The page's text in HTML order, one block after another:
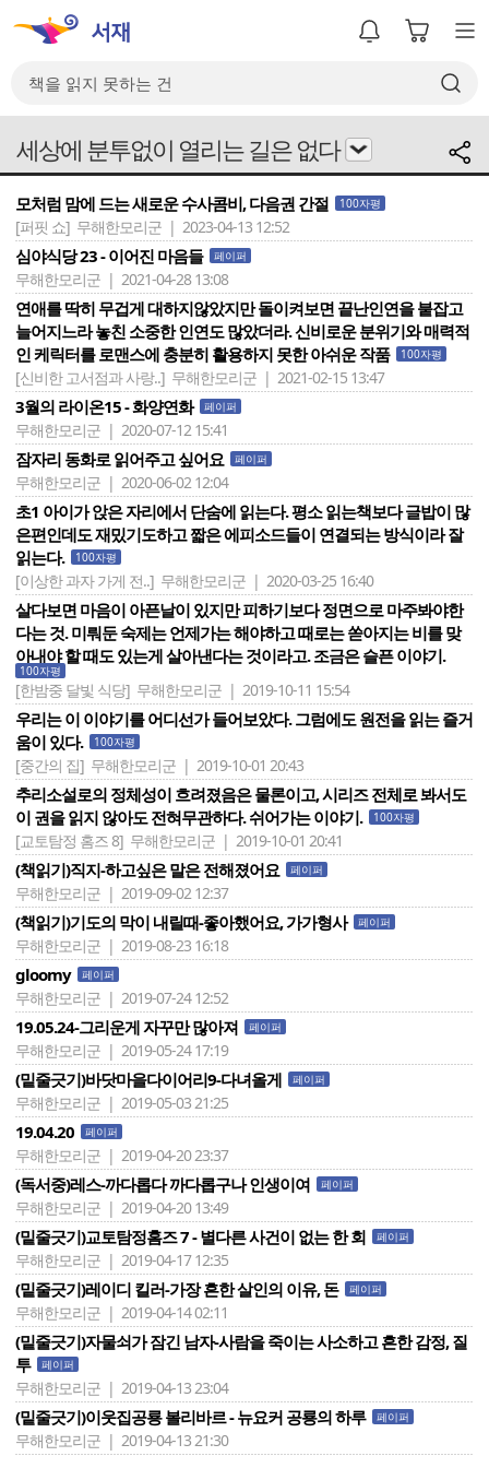
세상에 분투없이 열리는 길은 없다
모처럼 맘에 드는 새로운 수사콤비, 다음권 간절 100자평
[퍼핏 쇼] 무해한모리군 | 2023-04-13 12:52
심야식당 23 - 이어진 마음들 페이퍼
무해한모리군 | 2021-04-28 13:08
연애를 딱히 무겁게 대하지않았지만 돌이켜보면 끝난인연을 붙잡고
늘어지느라 놓친 소중한 인연도 많았더라. 신비로운 분위기와 매력적
인 케릭터를 로맨스에 충분히 활용하지 못한 아쉬운 작품
100자평
[신비한 고서점과 사랑..] 무해한모리군 | 2021-02-15 13:47
3월의 라이온15 - 화양연화 페이퍼
무해한모리군 | 2020-07-12 15:41
잠자리 동화로 읽어주고 싶어요 페이퍼
무해한모리군 | 2020-06-02 12:04
초1 아이가 앉은 자리에서 단숨에 읽는다. 평소 읽는책보다 글밥이 많
은편인데도 재밌기도하고 짧은 에피소드들이 연결되는 방식이라 잘
읽는다.
100자평
[이상한 과자 가게 전..] 무해한모리군 | 2020-03-25 16:40
살다보면 마음이 아픈날이 있지만 피하기보다 정면으로 마주봐야한
다는 것. 미뤄둔 숙제는 언제가는 해야하고 때로는 쏟아지는 비를 맞
아내야 할 때도 있는게 살아낸다는 것이라고. 조금은 슬픈 이야기.
100자평
[한밤중 달빛 식당] 무해한모리군 | 2019-10-11 15:54
우리는 이 이야기를 어디선가 들어보았다. 그럼에도 원전을 읽는 즐거
움이 있다.
100자평
[중간의 집] 무해한모리군 | 2019-10-01 20:43
추리소설로의 정체성이 흐려졌음은 물론이고, 시리즈 전체로 봐서도
이 권을 읽지 않아도 전혀무관하다. 쉬어가는 이야기.
100자평
[교토탐정 홈즈 8] 무해한모리군 | 2019-10-01 20:41
(책읽기)직지-하고싶은 말은 전해졌어요 페이퍼
무해한모리군 | 2019-09-02 12:37
(책읽기)기도의 막이 내릴때-좋아했어요, 가가형사 페이퍼
무해한모리군 | 2019-08-23 16:18
gloomy 페이퍼
무해한모리군 | 2019-07-24 12:52
19.05.24-그리운게 자꾸만 많아져 페이퍼
무해한모리군 | 2019-05-24 17:19
(밑줄긋기)바닷마을다이어리9-다녀올게 페이퍼
무해한모리군 | 2019-05-03 21:25
19.04.20 페이퍼
무해한모리군 | 2019-04-20 23:37
(독서중)레스-까다롭다 까다롭구나 인생이여 페이퍼
무해한모리군 | 2019-04-20 13:49
(밑줄긋기)교토탐정홈즈 7 - 별다른 사건이 없는 한 회 페이퍼
무해한모리군 | 2019-04-17 12:35
(밑줄긋기)레이디 킬러-가장 흔한 살인의 이유, 돈 페이퍼
무해한모리군 | 2019-04-14 02:11
(밑줄긋기)자물쇠가 잠긴 남자-사람을 죽이는 사소하고 흔한 감정, 질
투
페이퍼
무해한모리군 | 2019-04-13 23:04
(밑줄긋기)이웃집공룡 볼리바르 - 뉴요커 공룡의 하루 페이퍼
무해한모리군 | 2019-04-13 21:30